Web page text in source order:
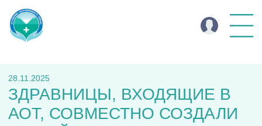
28.11.2025
ЗДРАВНИЦЫ, ВХОДЯЩИЕ В
АОТ, СОВМЕСТНО СОЗДАЛИ